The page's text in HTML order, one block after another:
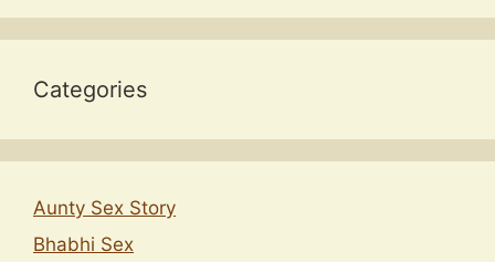
Categories
Aunty Sex Story
Bhabhi Sex